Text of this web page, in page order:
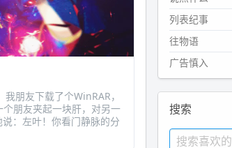
朋友下载了个WinRAR，
朋友夹起一块肝，对另一
：左叶！你看门静脉的分
列表纪事
往物语
广告慎入
搜索